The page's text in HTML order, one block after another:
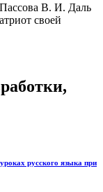
В. И. Даль
своей
русского языка при